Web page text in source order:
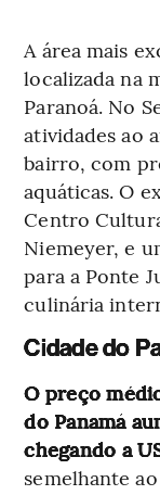
A área mais
localizada na
Paranoá. No
atividades ao
bairro, com
aquáticas. O
Centro
Niemeyer, e
para a Ponte
culinária
Cidade do
O preço
do Panamá
chegando a
semelhante